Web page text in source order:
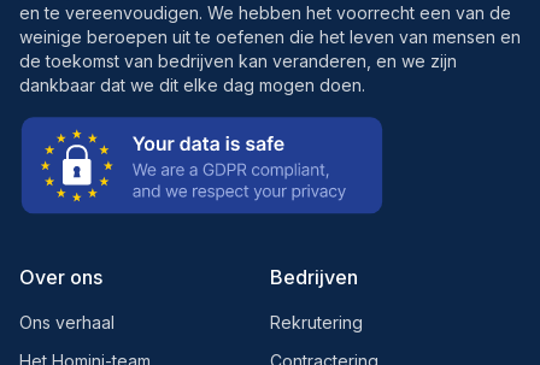
en te vereenvoudigen. We hebben het voorrecht een van de
weinige beroepen uit te oefenen die het leven van mensen en
de toekomst van bedrijven kan veranderen, en we zijn
dankbaar dat we dit elke dag mogen doen.
Over ons
Ons verhaal
Het Homini-team
Bedrijven
Rekrutering
Contractering